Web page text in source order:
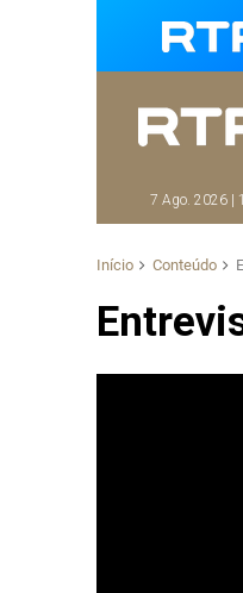
7 Ago. 2026 |
Início Conteúdo